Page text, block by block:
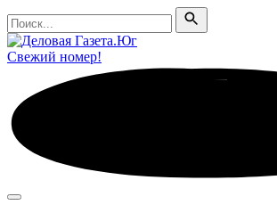
Поиск
Поиск
Свежий номер!